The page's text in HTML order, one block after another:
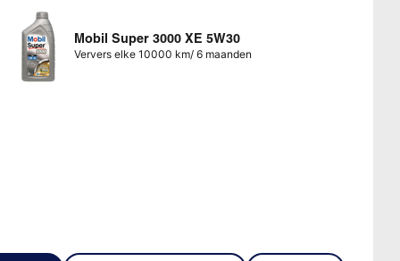
Mobil Super 3000 XE 5W30
Ververs elke 10000 km/ 6 maanden